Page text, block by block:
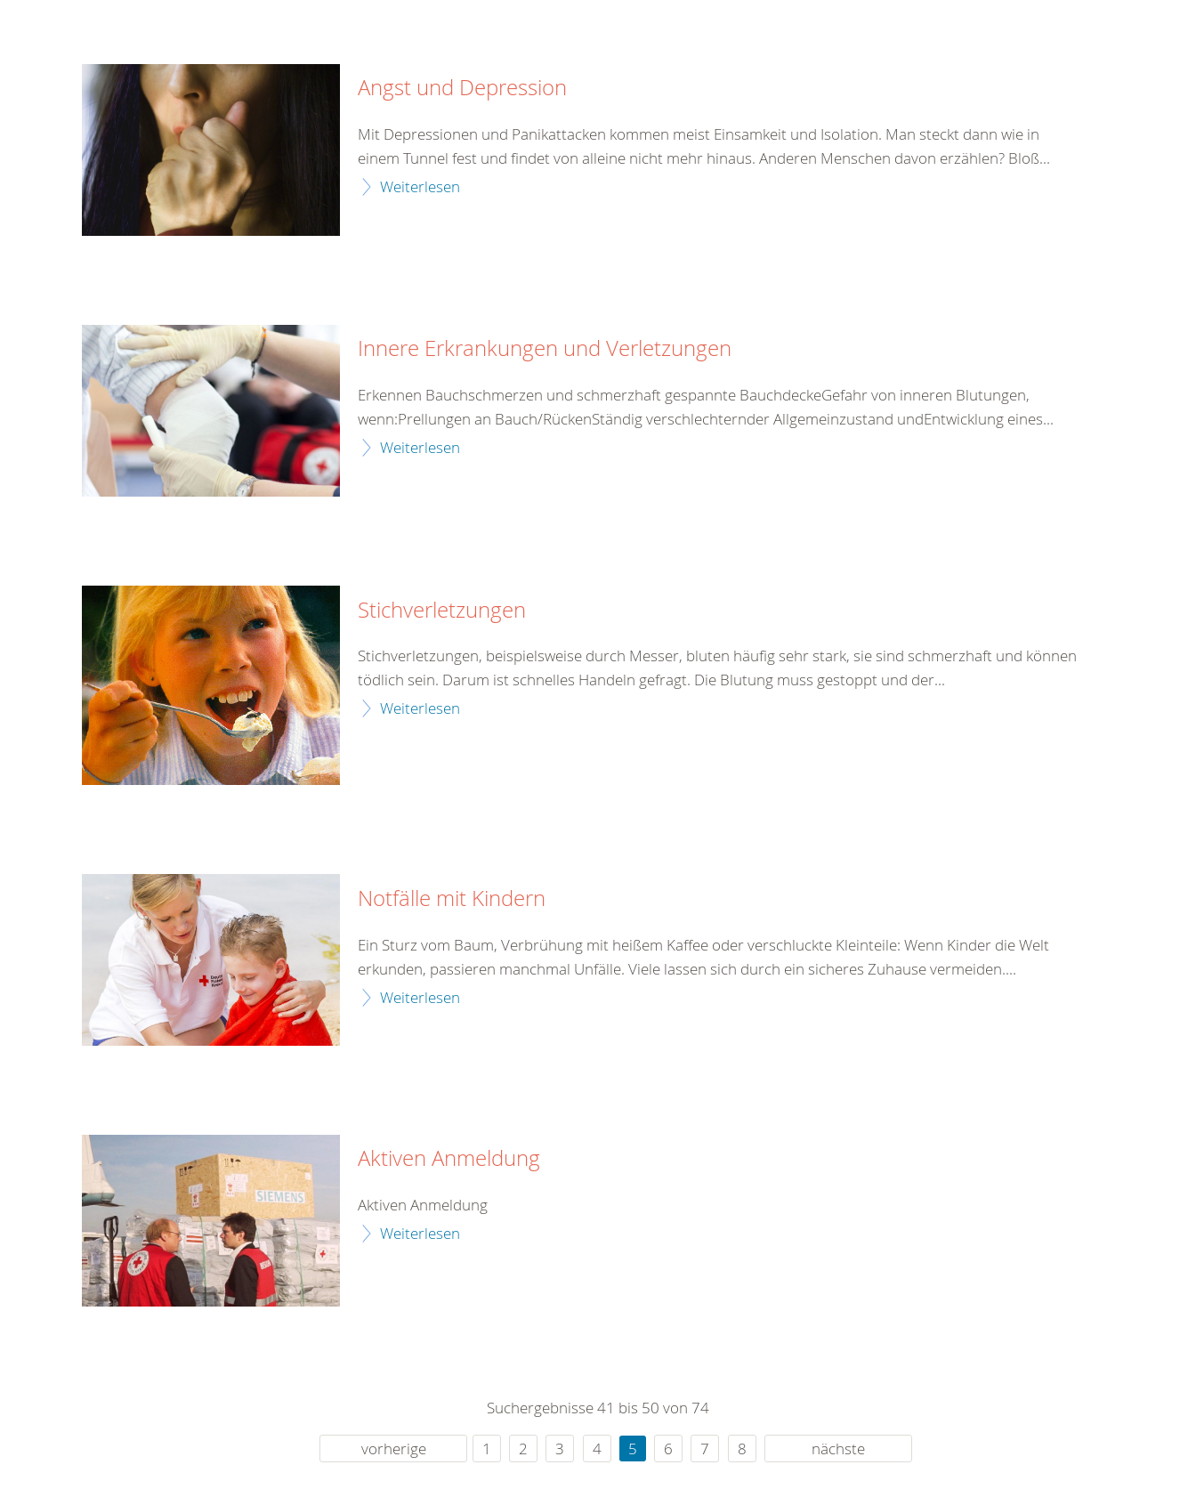
Angst und Depression
Mit Depressionen und Panikattacken kommen meist Einsamkeit und Isolation. Man steckt dann wie in
einem Tunnel fest und findet von alleine nicht mehr hinaus. Anderen Menschen davon erzählen? Bloß...
Weiterlesen
Innere Erkrankungen und Verletzungen
Erkennen Bauchschmerzen und schmerzhaft gespannte BauchdeckeGefahr von inneren Blutungen,
wenn:Prellungen an Bauch/RückenStändig verschlechternder Allgemeinzustand undEntwicklung eines...
Weiterlesen
Stichverletzungen
Stichverletzungen, beispielsweise durch Messer, bluten häufig sehr stark, sie sind schmerzhaft und können
tödlich sein. Darum ist schnelles Handeln gefragt. Die Blutung muss gestoppt und der...
Weiterlesen
Notfälle mit Kindern
Ein Sturz vom Baum, Verbrühung mit heißem Kaffee oder verschluckte Kleinteile: Wenn Kinder die Welt
erkunden, passieren manchmal Unfälle. Viele lassen sich durch ein sicheres Zuhause vermeiden....
Weiterlesen
Aktiven Anmeldung
Aktiven Anmeldung
Weiterlesen
Suchergebnisse 41 bis 50 von 74
vorherige
1 2 3 4 5 6 7 8 nächste